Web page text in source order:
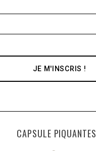
CAPSULE PIQUANTES